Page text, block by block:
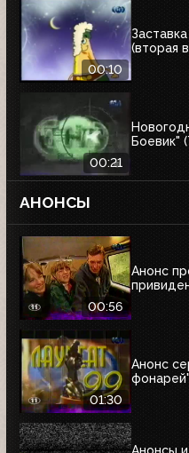
00:10
(вторая
00:21
Боевик"
АНОНСЫ
00:56
Анонс
01:30
Анонс